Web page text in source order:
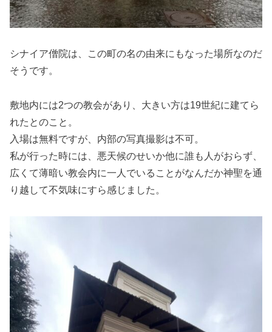
シナイア僧院は、この町の名の由来にもなった場所なのだ
そうです。
敷地内には2つの教会があり、大きい方は19世紀に建てら
れたとのこと。
入場は無料ですが、内部の写真撮影は不可。
私が行った時には、悪天候のせいか他に誰も人がおらず、
広くて薄暗い教会内に一人でいることがなんだか神聖を通
り越して不気味にすら感じました。